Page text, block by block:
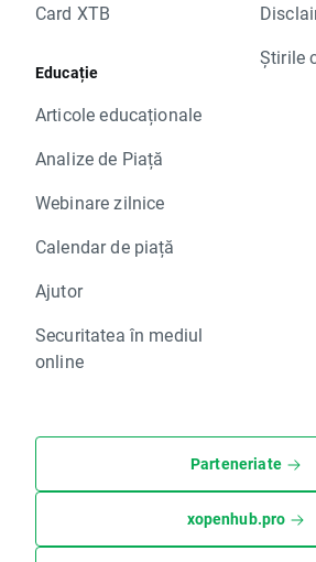
Card XTB
Educație
Articole educaționale
Analize de Piață
Webinare zilnice
Calendar de piață
Ajutor
Securitatea în mediul
online
Știrile
Parteneriate
xopenhub.pro